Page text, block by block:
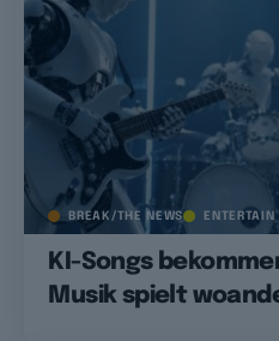
BREAK/THE NEWS ENTERTAIN
KI-Songs
Musik spielt